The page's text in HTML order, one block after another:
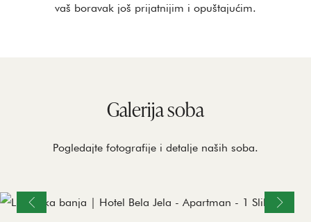
vaš boravak još prijatnijim i opuštajućim.
Galerija soba
Pogledajte fotografije i detalje naših soba.